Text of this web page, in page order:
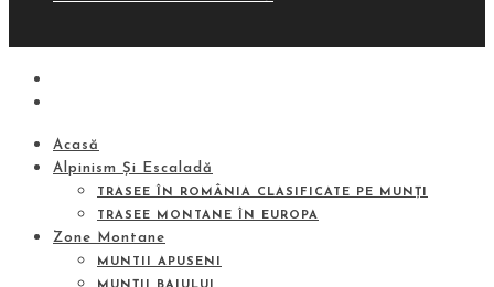
Acasă
Alpinism Și Escaladă
TRASEE ÎN ROMÂNIA CLASIFICATE PE MUNȚI
TRASEE MONTANE ÎN EUROPA
Zone Montane
MUNTII APUSENI